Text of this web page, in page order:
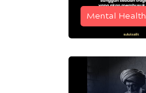
Mental Health